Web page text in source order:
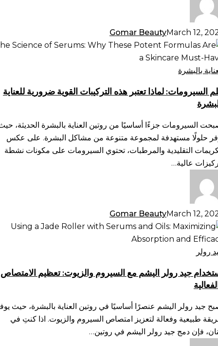
Gomar BeautyMarch 12,
بالبشرة
السيرومات: لماذا تعتبر هذه التركيبات القوية ضرورية للعناية
السيرومات جزءًا أساسيًا من روتين العناية بالبشرة الحديثة،
حلولًا مستهدفة لمجموعة متنوعة من مشاكل البشرة. على عكس
التقليدية والمرطبات، تحتوي السيرومات على مكونات نشطة
عالية…
Gomar BeautyMarch 12,
رولر
جيد رولر اليشم مع السيروم والزيوت: تعظيم الامتصاص
جيد رولر اليشم عنصرًا أساسيًا في روتين العناية بالبشرة، حيث
طبيعية وفعالة لتعزيز امتصاص السيروم والزيوت. اذا كنتِ في
فإن دمج جيد رولر اليشم في روتين…